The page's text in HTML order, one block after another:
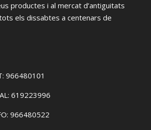
productes i al mercat d’antiguitats
els dissabtes a centenars de
966480101
619223996
966480522